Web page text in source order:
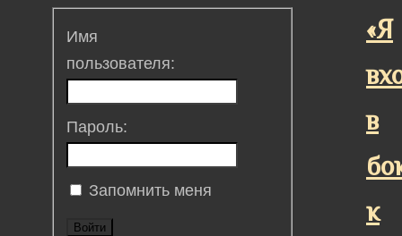
«Я
в
к
Имя
пользователя:
Пароль:
Запомнить меня
Войти